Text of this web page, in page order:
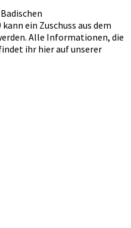
ein Zuschuss aus dem
Alle Informationen, die
ihr hier auf unserer